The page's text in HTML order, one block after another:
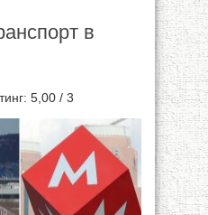
в
5,00 / 3